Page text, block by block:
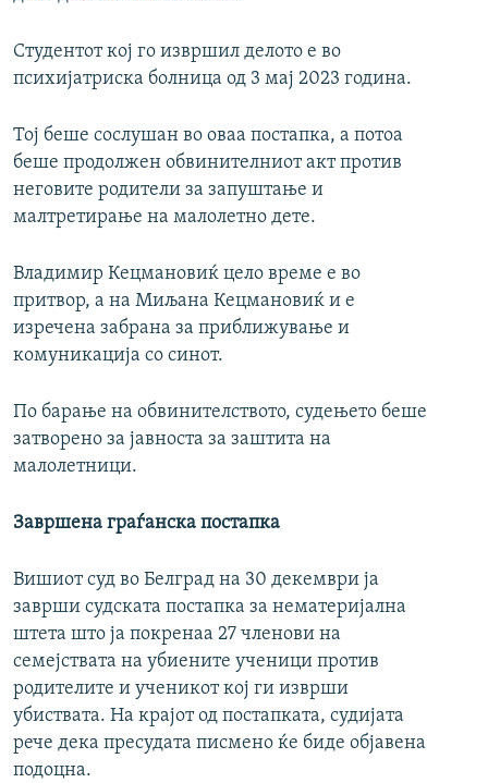
Студентот кој го извршил делото е во
психијатриска болница од 3 мај 2023 година.
Тој беше сослушан во оваа постапка, а потоа
беше продолжен обвинителниот акт против
неговите родители за запуштање и
малтретирање на малолетно дете.
Владимир Кецмановиќ цело време е во
притвор, а на Миљана Кецмановиќ и е
изречена забрана за приближување и
комуникација со синот.
По барање на обвинителството, судењето беше
затворено за јавноста за заштита на
малолетници.
Завршена граѓанска постапка
Вишиот суд во Белград на 30 декември ја
заврши судската постапка за нематеријална
штета што ја покренаа 27 членови на
семејствата на убиените ученици против
родителите и ученикот кој ги изврши
убиствата. На крајот од постапката, судијата
рече дека пресудата писмено ќе биде објавена
подоцна.